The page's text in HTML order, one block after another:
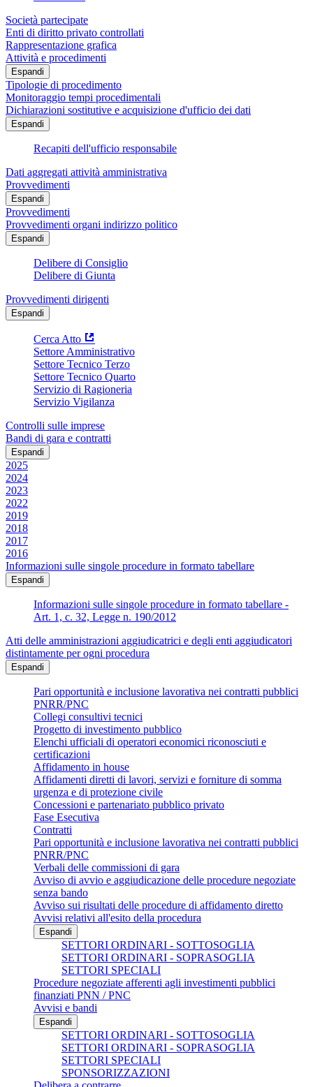
Società partecipate
Enti di diritto privato controllati
Rappresentazione grafica
Attività e procedimenti
Espandi
Tipologie di procedimento
Monitoraggio tempi procedimentali
Dichiarazioni sostitutive e acquisizione d'ufficio dei dati
Espandi
Recapiti dell'ufficio responsabile
Dati aggregati attività amministrativa
Provvedimenti
Espandi
Provvedimenti
Provvedimenti organi indirizzo politico
Espandi
Delibere di Consiglio
Delibere di Giunta
Provvedimenti dirigenti
Espandi
Cerca Atto
Settore Amministrativo
Settore Tecnico Terzo
Settore Tecnico Quarto
Servizio di Ragioneria
Servizio Vigilanza
Controlli sulle imprese
Bandi di gara e contratti
Espandi
2025
2024
2023
2022
2019
2018
2017
2016
Informazioni sulle singole procedure in formato tabellare
Espandi
Informazioni sulle singole procedure in formato tabellare -
Art. 1, c. 32, Legge n. 190/2012
Atti delle amministrazioni aggiudicatrici e degli enti aggiudicatori
distintamente per ogni procedura
Espandi
Pari opportunità e inclusione lavorativa nei contratti pubblici
PNRR/PNC
Collegi consultivi tecnici
Progetto di investimento pubblico
Elenchi ufficiali di operatori economici riconosciuti e
certificazioni
Affidamento in house
Affidamenti diretti di lavori, servizi e forniture di somma
urgenza e di protezione civile
Concessioni e partenariato pubblico privato
Fase Esecutiva
Contratti
Pari opportunità e inclusione lavorativa nei contratti pubblici
PNRR/PNC
Verbali delle commissioni di gara
Avviso di avvio e aggiudicazione delle procedure negoziate
senza bando
Avviso sui risultati delle procedure di affidamento diretto
Avvisi relativi all'esito della procedura
Espandi
SETTORI ORDINARI - SOTTOSOGLIA
SETTORI ORDINARI - SOPRASOGLIA
SETTORI SPECIALI
Procedure negoziate afferenti agli investimenti pubblici
finanziati PNN / PNC
Avvisi e bandi
Espandi
SETTORI ORDINARI - SOTTOSOGLIA
SETTORI ORDINARI - SOPRASOGLIA
SETTORI SPECIALI
SPONSORIZZAZIONI